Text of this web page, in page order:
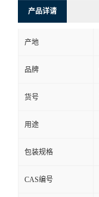
产品详请
产地
品牌
货号
用途
包装规格
CAS编号